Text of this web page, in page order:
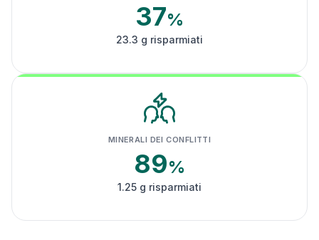
37%
23.3 g risparmiati
MINERALI DEI CONFLITTI
89%
1.25 g risparmiati